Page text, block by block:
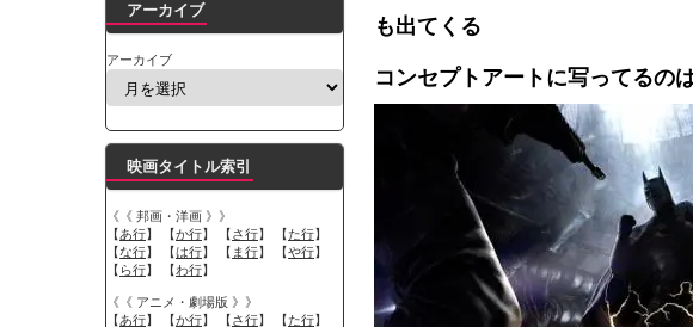
も出てくる
コンセプトアートに写ってるの
アーカイブ
アーカイブ
映画タイトル索引
《《 邦画・洋画 》》
【あ行】 【か行】 【さ行】 【た行】
【な行】 【は行】 【 ま行】 【や行】
【 ら行】 【わ行】
《《 アニメ・劇場版 》》
【あ行】 【か行】 【さ行】 【た行】